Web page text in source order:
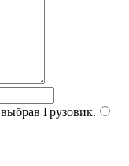
Грузовик.